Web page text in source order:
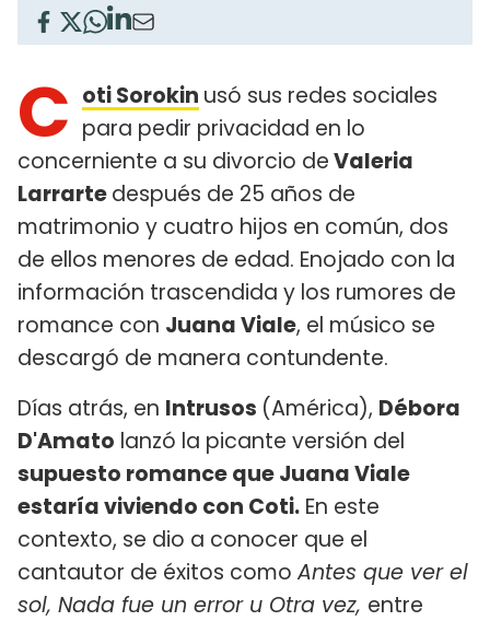
C oti Sorokin usó sus redes sociales
para pedir privacidad en lo
concerniente a su divorcio deValeria
Larrartedespués de 25 años de
matrimonio y cuatro hijos en común, dos
de ellos menores de edad. Enojado con la
información trascendida y los rumores de
romance con Juana Viale, el músico se
descargó de manera contundente.
Días atrás, en Intrusos (América), Débora
D'Amato lanzó la picante versión del
supuesto romance que Juana Viale
estaría viviendo con Coti. En este
contexto, se dio a conocer que el
cantautor de éxitos comoAntes que ver el
sol, Nada fue un error u Otra vez, entre